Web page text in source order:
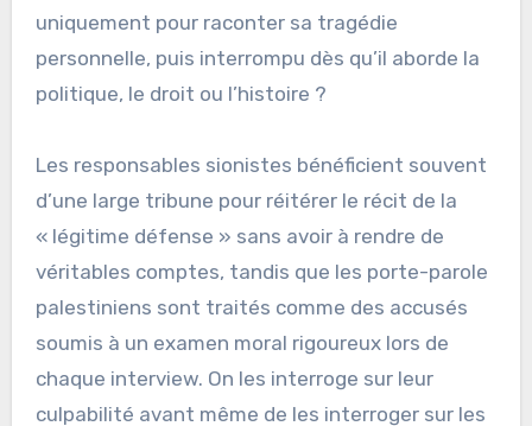
uniquement pour raconter sa tragédie
personnelle, puis interrompu dès qu’il aborde la
politique, le droit ou l’histoire ?
Les responsables sionistes bénéficient souvent
d’une large tribune pour réitérer le récit de la
« légitime défense » sans avoir à rendre de
véritables comptes, tandis que les porte-parole
palestiniens sont traités comme des accusés
soumis à un examen moral rigoureux lors de
chaque interview. On les interroge sur leur
culpabilité avant même de les interroger sur les